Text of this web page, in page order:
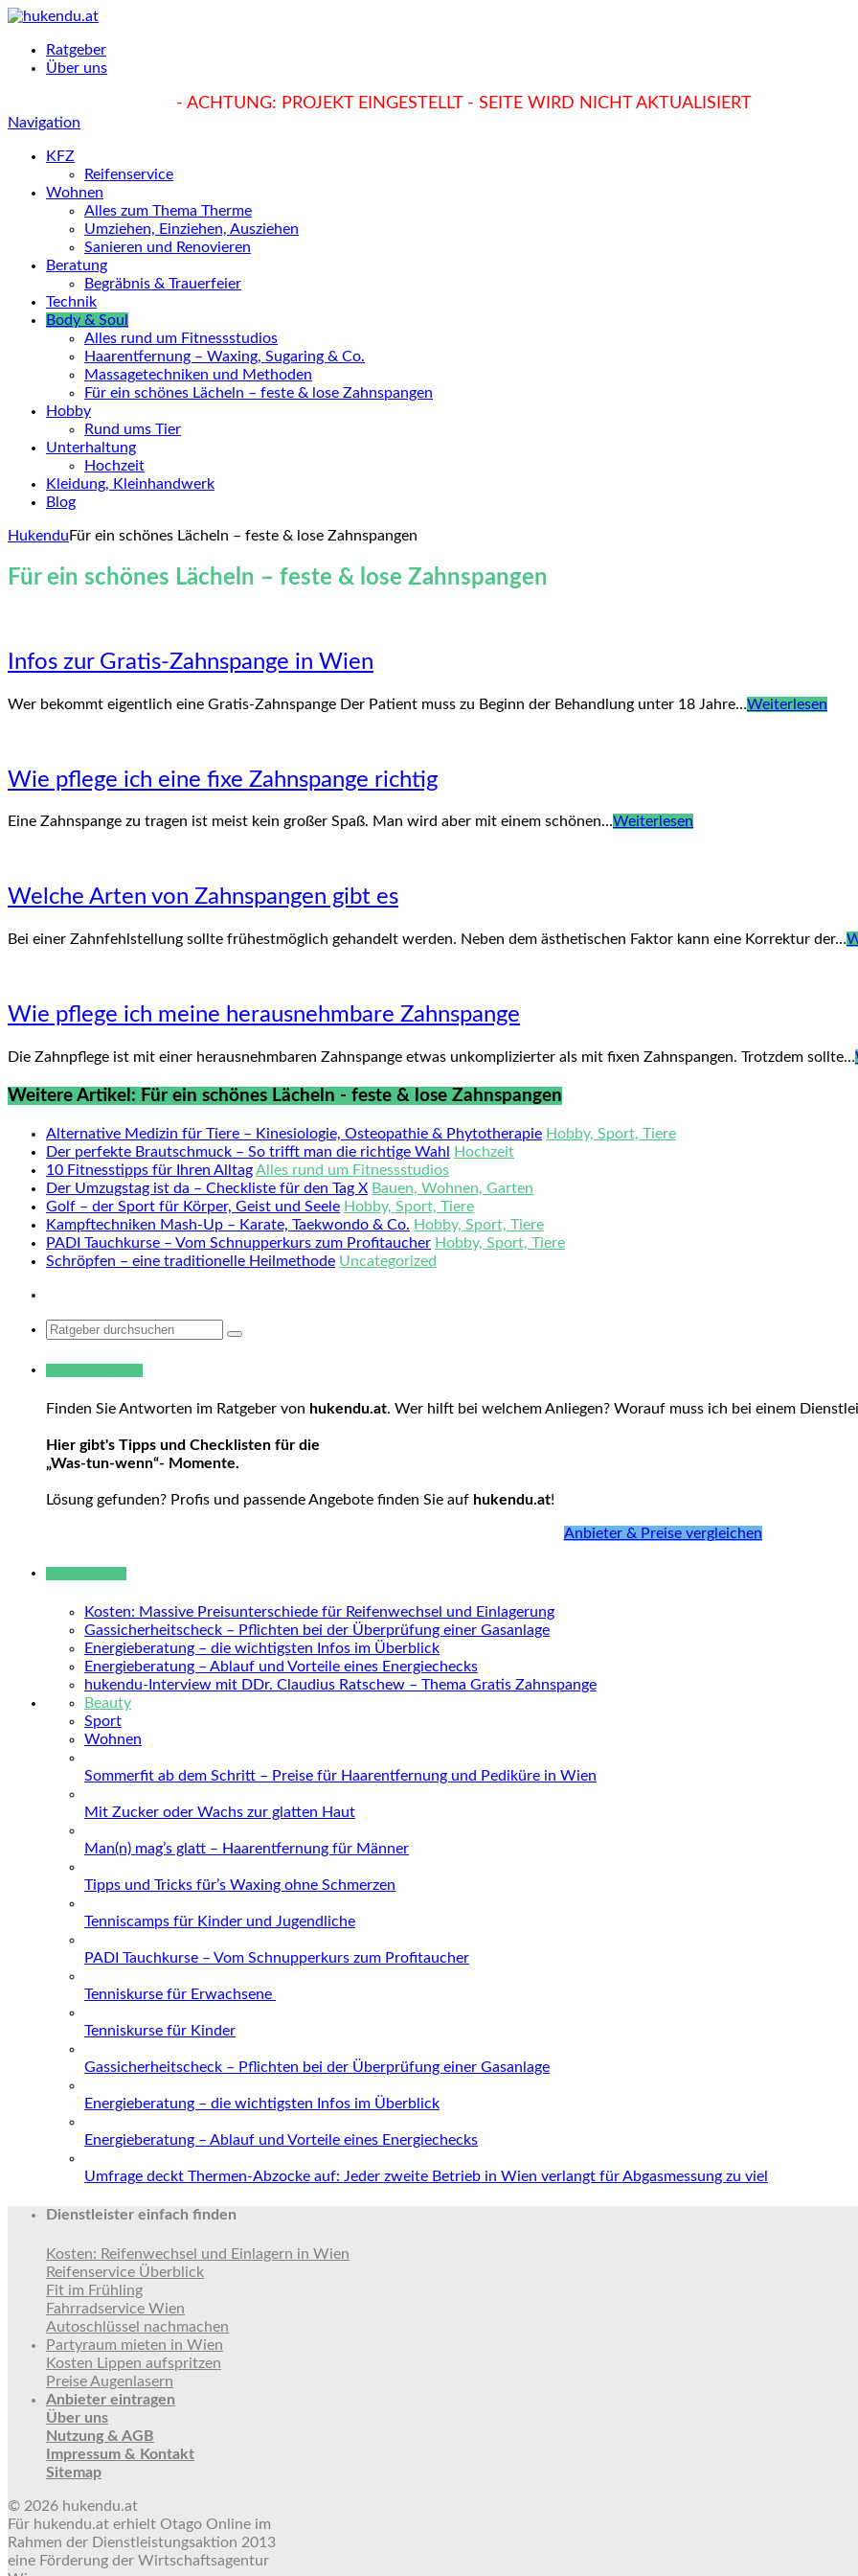
Ratgeber
Über uns
- ACHTUNG: PROJEKT EINGESTELLT - SEITE WIRD NICHT AKTUALISIERT
Navigation
KFZ
Reifenservice
Wohnen
Alles zum Thema Therme
Umziehen, Einziehen, Ausziehen
Sanieren und Renovieren
Beratung
Begräbnis & Trauerfeier
Technik
Body & Soul
Alles rund um Fitnessstudios
Haarentfernung – Waxing, Sugaring & Co.
Massagetechniken und Methoden
Für ein schönes Lächeln – feste & lose Zahnspangen
Hobby
Rund ums Tier
Unterhaltung
Hochzeit
Kleidung, Kleinhandwerk
Blog
Hukendu Für ein schönes Lächeln – feste & lose Zahnspangen
Für ein schönes Lächeln – feste & lose Zahnspangen
Infos zur Gratis-Zahnspange in Wien
Wer bekommt eigentlich eine Gratis-Zahnspange Der Patient muss zu Beginn der Behandlung unter 18 Jahre…Weiterlesen
Wie pflege ich eine fixe Zahnspange richtig
Eine Zahnspange zu tragen ist meist kein großer Spaß. Man wird aber mit einem schönen…Weiterlesen
Welche Arten von Zahnspangen gibt es
Bei einer Zahnfehlstellung sollte frühestmöglich gehandelt werden. Neben dem ästhetischen Faktor kann eine Korrektur der…
Wie pflege ich meine herausnehmbare Zahnspange
Die Zahnpflege ist mit einer herausnehmbaren Zahnspange etwas unkomplizierter als mit fixen Zahnspangen. Trotzdem sollte…
Weitere Artikel: Für ein schönes Lächeln - feste & lose Zahnspangen
Alternative Medizin für Tiere – Kinesiologie, Osteopathie & Phytotherapie Hobby, Sport, Tiere
Der perfekte Brautschmuck – So trifft man die richtige Wahl Hochzeit
10 Fitnesstipps für Ihren AlltagAlles rund um Fitnessstudios
Der Umzugstag ist da – Checkliste für den Tag X Bauen, Wohnen, Garten
Golf – der Sport für Körper, Geist und Seele Hobby, Sport, Tiere
Kampftechniken Mash-Up – Karate, Taekwondo & Co. Hobby, Sport, Tiere
PADI Tauchkurse – Vom Schnupperkurs zum Profitaucher Hobby, Sport, Tiere
Schröpfen – eine traditionelle Heilmethode Uncategorized
Search
for:
Finden Sie Antworten im Ratgeber von hukendu.at. Wer hilft bei welchem Anliegen? Worauf muss ich bei einem
Hier gibt's Tipps und Checklisten für die
„Was-tun-wenn“- Momente.
Lösung gefunden? Profis und passende Angebote finden Sie auf hukendu.at!
Anbieter & Preise vergleichen
Kosten: Massive Preisunterschiede für Reifenwechsel und Einlagerung
Gassicherheitscheck – Pflichten bei der Überprüfung einer Gasanlage
Energieberatung – die wichtigsten Infos im Überblick
Energieberatung – Ablauf und Vorteile eines Energiechecks
hukendu-Interview mit DDr. Claudius Ratschew – Thema Gratis Zahnspange
Beauty
Sport
Wohnen
Sommerfit ab dem Schritt – Preise für Haarentfernung und Pediküre in Wien
Mit Zucker oder Wachs zur glatten Haut
Man(n) mag’s glatt – Haarentfernung für Männer
Tipps und Tricks für’s Waxing ohne Schmerzen
Tenniscamps für Kinder und Jugendliche
PADI Tauchkurse – Vom Schnupperkurs zum Profitaucher
Tenniskurse für Erwachsene
Tenniskurse für Kinder
Gassicherheitscheck – Pflichten bei der Überprüfung einer Gasanlage
Energieberatung – die wichtigsten Infos im Überblick
Energieberatung – Ablauf und Vorteile eines Energiechecks
Umfrage deckt Thermen-Abzocke auf: Jeder zweite Betrieb in Wien verlangt für Abgasmessung zu viel
Dienstleister einfach finden
Kosten: Reifenwechsel und Einlagern in Wien
Reifenservice Überblick
Fit im Frühling
Fahrradservice Wien
Autoschlüssel nachmachen
Partyraum mieten in Wien
Kosten Lippen aufspritzen
Preise Augenlasern
Anbieter eintragen
Über uns
Nutzung & AGB
Impressum & Kontakt
Sitemap
© 2026 hukendu.at
Für hukendu.at erhielt Otago Online im
Rahmen der Dienstleistungsaktion 2013
eine Förderung der Wirtschaftsagentur